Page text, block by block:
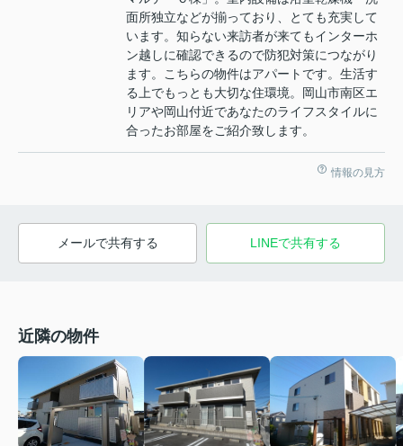
面所独立などが揃っており、とても充実して
います。知らない来訪者が来てもインターホ
ン越しに確認できるので防犯対策につながり
ます。こちらの物件はアパートです。生活す
る上でもっとも大切な住環境。岡山市南区エ
リアや岡山付近であなたのライフスタイルに
合ったお部屋をご紹介致します。
情報の見方
メールで共有する LINEで共有する
近隣の物件